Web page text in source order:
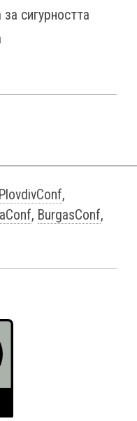
сигурността
PlovdivConf,
, BurgasConf,